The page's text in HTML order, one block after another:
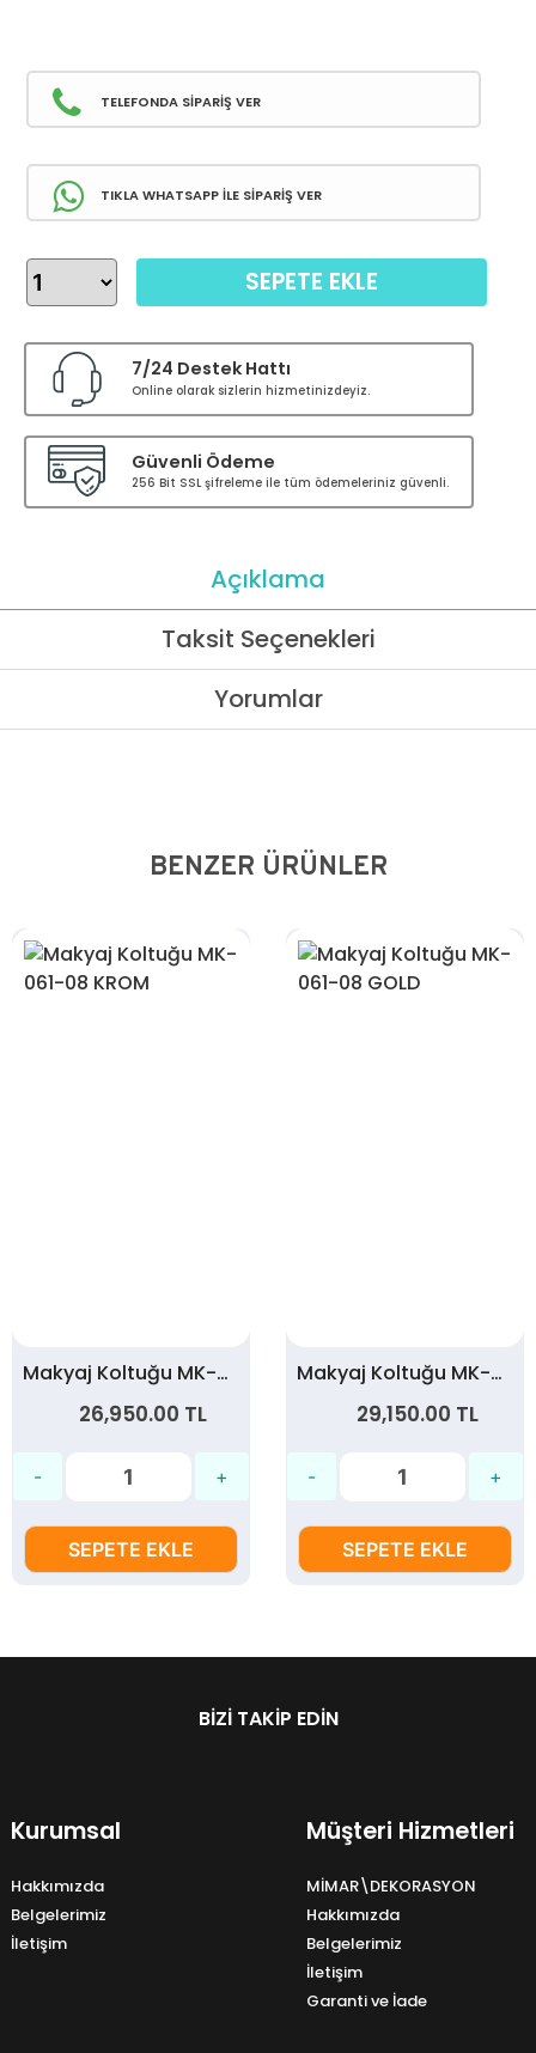
TELEFONDA SİPARİŞ VER
TIKLA WHATSAPP İLE SİPARİŞ VER
SEPETE EKLE
7/24 Destek Hattı
Online olarak sizlerin hizmetinizdeyiz.
Güvenli Ödeme
256 Bit SSL şifreleme ile tüm ödemeleriniz güvenli.
Açıklama
Taksit Seçenekleri
Yorumlar
BENZER ÜRÜNLER
Makyaj Koltuğu MK-061-08 KROM
26,950.00 TL
SEPETE EKLE
Makyaj Koltuğu MK-061-08 GOLD
29,150.00 TL
SEPETE EKLE
BIZI TAKIP EDIN
Kurumsal
Hakkımızda
Belgelerimiz
İletişim
Müşteri Hizmetleri
MİMAR\DEKORASYON
Hakkımızda
Belgelerimiz
İletişim
Garanti ve İade